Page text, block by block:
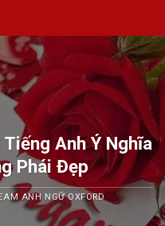
Anh Ý Nghĩa
Phái Đẹp
ANH NGỮ OXFORD